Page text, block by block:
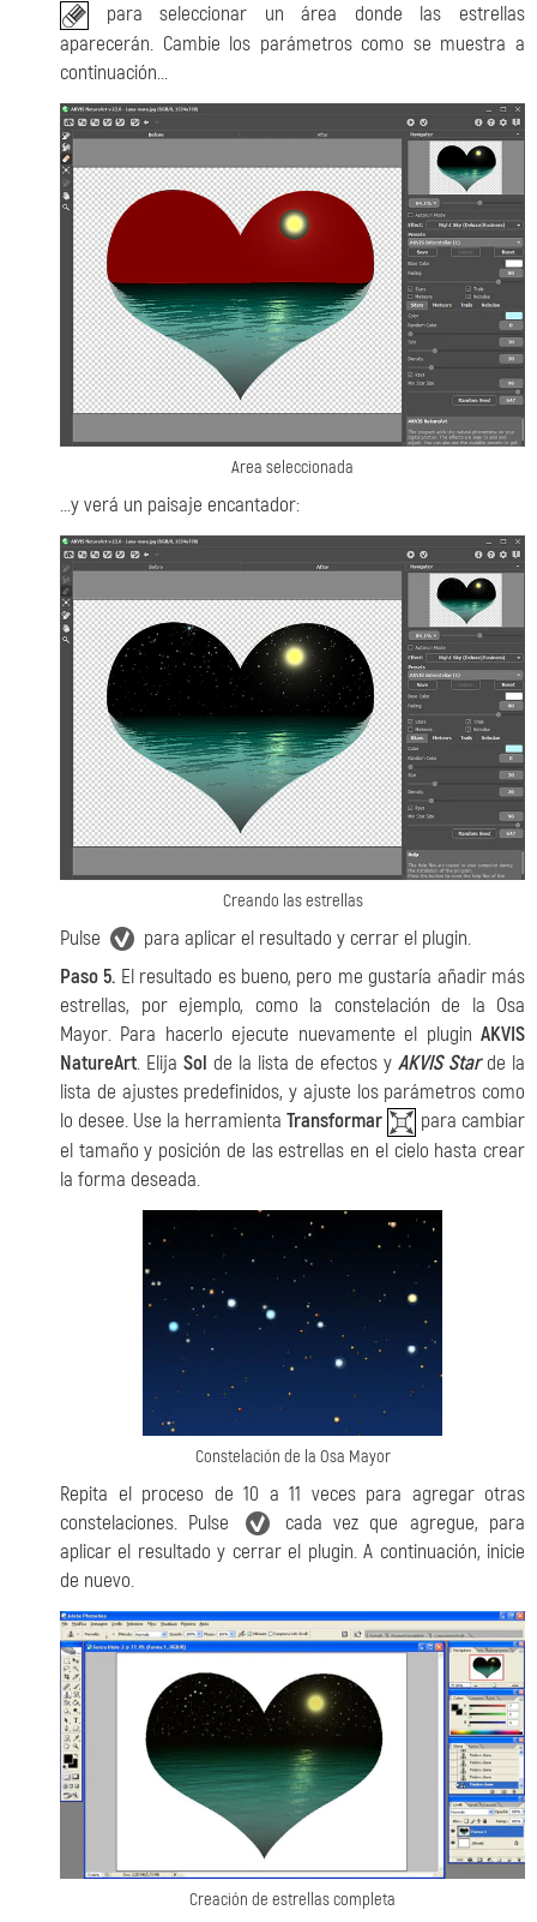
para seleccionar un área donde las estrellas
aparecerán. Cambie los parámetros como se muestra a
continuación...
Area seleccionada
...y verá un paisaje encantador:
Creando las estrellas
Pulse
para aplicar el resultado y cerrar el plugin.
Paso 5. El resultado es bueno, pero me gustaría añadir más
estrellas, por ejemplo, como la constelación de la Osa
Mayor. Para hacerlo ejecute nuevamente el plugin AKVIS
NatureArt. Elija Sol de la lista de efectos y AKVIS Starde la
lista de ajustes predefinidos, y ajuste los parámetros como
lo desee. Use la herramienta Transformar
para cambiar
el tamaño y posición de las estrellas en el cielo hasta crear
la forma deseada.
Constelación de la Osa Mayor
Repita el proceso de 10 a 11 veces para agregar otras
constelaciones. Pulse
cada vez que agregue, para
aplicar el resultado y cerrar el plugin. A continuación, inicie
de nuevo.
Creación de estrellas completa